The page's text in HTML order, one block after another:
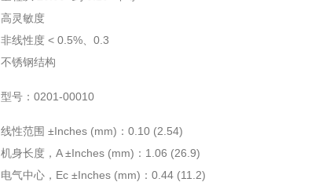
高灵敏度
非线性度 < 0.5%、0.3
不锈钢结构
型号：0201-00010
线性范围 ±Inches (mm)：0.10 (2.54)
机身长度，A ±Inches (mm)：1.06 (26.9)
电气中心，Ec ±Inches (mm)：0.44 (11.2)